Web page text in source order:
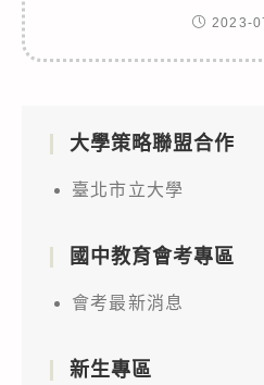
2023-
大學策略聯盟合作
臺北市立大學
國中教育會考專區
會考最新消息
新生專區